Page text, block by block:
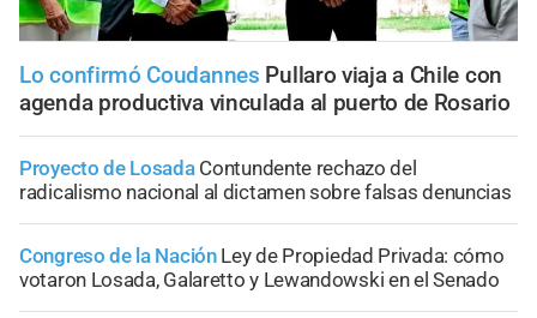
Lo confirmó Coudannes Pullaro viaja a Chile con
agenda productiva vinculada al puerto de Rosario
Proyecto de Losada Contundente rechazo del
radicalismo nacional al dictamen sobre falsas denuncias
Congreso de la Nación Ley de Propiedad Privada: cómo
votaron Losada, Galaretto y Lewandowski en el Senado